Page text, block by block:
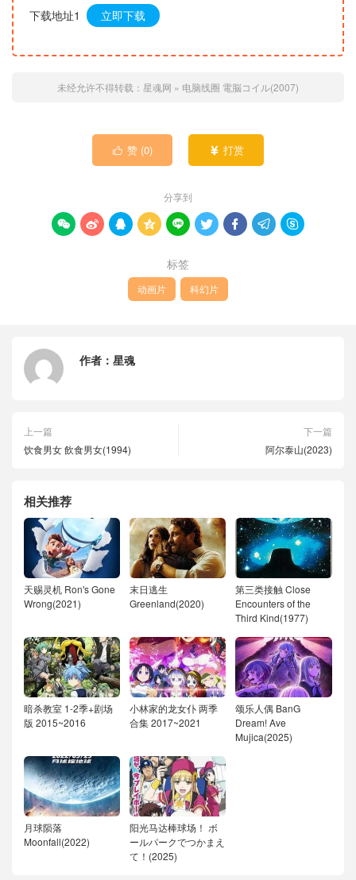
下载地址1 立即下载
未经允许不得转载： 星魂网 » 电脑线圈 電脳コイル(2007)
 赞 (0)  打赏
分享到
        
标签
动画片 科幻片
作者： 星魂
上一篇
饮食男女 飲食男女(1994)
下一篇
阿尔泰山(2023)
相关推荐
天赐灵机 Ron's Gone
Wrong(2021)
末日逃生
Greenland(2020)
第三类接触 Close
Encounters of the
Third Kind(1977)
暗杀教室 1-2季+剧场
版 2015~2016
小林家的龙女仆 两季
合集 2017~2021
颂乐人偶 BanG
Dream! Ave
Mujica(2025)
月球陨落
Moonfall(2022)
阳光马达棒球场！ ボ
ールパークでつかまえ
て！(2025)